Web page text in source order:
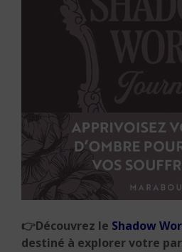
👉Découvrez le Shadow
destiné à explorer votre